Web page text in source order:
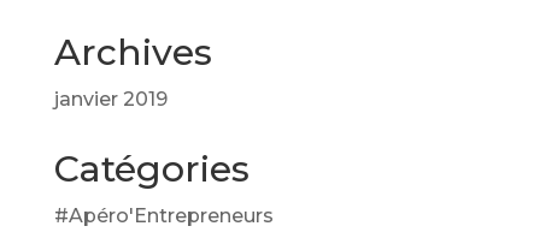
Archives
janvier 2019
Catégories
#Apéro'Entrepreneurs